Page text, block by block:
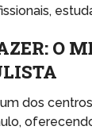
O
dos